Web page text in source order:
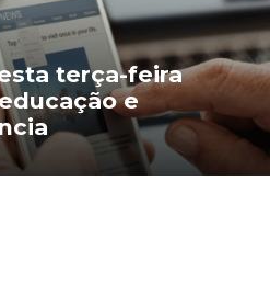
terça-feira
e